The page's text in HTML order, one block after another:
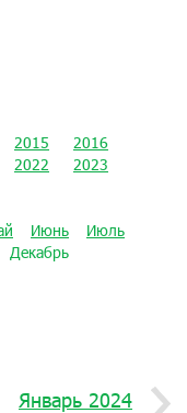
2015
2016
2022
2023
Июнь
Июль
Декабрь
Январь 2024